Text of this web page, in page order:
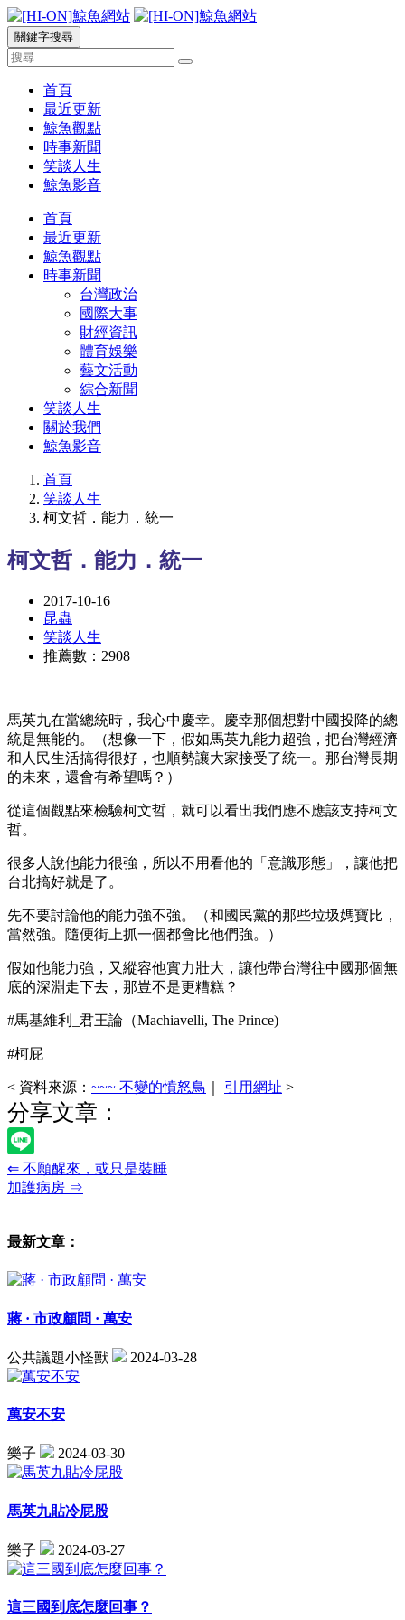
關鍵字搜尋
首頁
最近更新
鯨魚觀點
時事新聞
笑談人生
鯨魚影音
首頁
最近更新
鯨魚觀點
時事新聞
台灣政治
國際大事
財經資訊
體育娛樂
藝文活動
綜合新聞
笑談人生
關於我們
鯨魚影音
首頁
笑談人生
柯文哲．能力．統一
柯文哲．能力．統一
2017-10-16
昆蟲
笑談人生
推薦數：2908
馬英九在當總統時，我心中慶幸。慶幸那個想對中國投降的總
統是無能的。（想像一下，假如馬英九能力超強，把台灣經濟
和人民生活搞得很好，也順勢讓大家接受了統一。那台灣長期
的未來，還會有希望嗎？）
從這個觀點來檢驗柯文哲，就可以看出我們應不應該支持柯文
哲。
很多人說他能力很強，所以不用看他的「意識形態」，讓他把
台北搞好就是了。
先不要討論他的能力強不強。（和國民黨的那些垃圾媽寶比，
當然強。隨便街上抓一個都會比他們強。）
假如他能力強，又縱容他實力壯大，讓他帶台灣往中國那個無
底的深淵走下去，那豈不是更糟糕？
#馬基維利_君王論（Machiavelli, The Prince)
#柯屁
< 資料來源： ~~~ 不變的憤怒鳥 引用網址 >
分享文章：
⇐ 不願醒來，或只是裝睡
加護病房 ⇒
最新文章：
蔣 · 市政顧問 · 萬安
公共議題小怪獸 2024-03-28
萬安不安
樂子 2024-03-30
馬英九貼冷屁股
樂子 2024-03-27
這三國到底怎麼回事？